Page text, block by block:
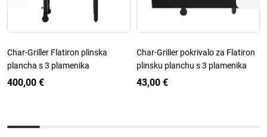
Char-Griller Flatiron plinska
plancha s 3 plamenika
400,00 €
Char-Griller pokrivalo za Flatiron
plinsku planchu s 3 plamenika
43,00 €